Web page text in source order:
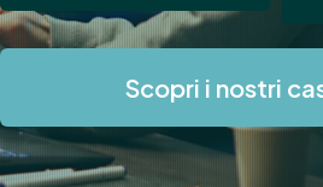
Scopri i nostri